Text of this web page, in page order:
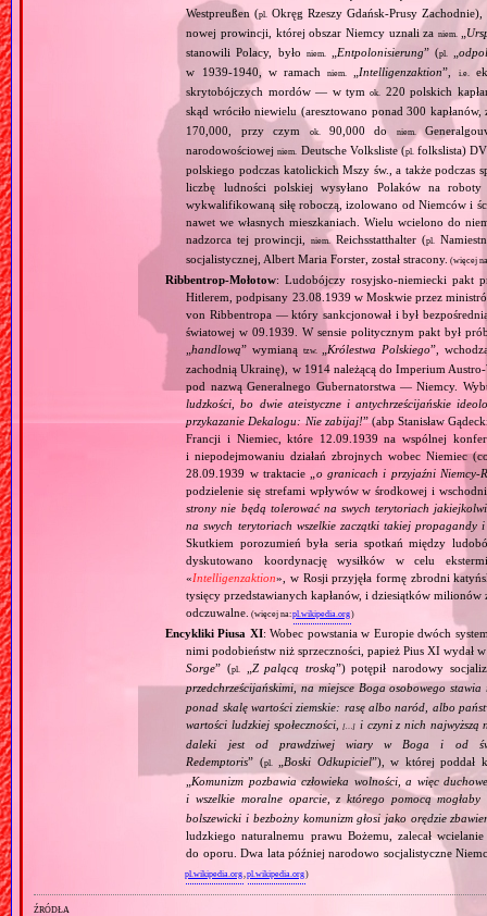
Westpreußen (pl.
Okręg Rzeszy Gdańsk‐Prusy
nowej prowincji, której obszar Niemcy uznali za niem.
stanowili Polacy, było
niem. Entpolonisierung” (pl.
w 1939‐1940, w ramachniem. Intelligenzaktion”, i.e.
skrytobójczych mordów — w tymok.
220 polskich
skąd wróciło niewielu (aresztowano ponad 300
170,000, przy czym
ok. 90,000 do niem.
narodowościowejniem. Deutsche Volksliste (pl.
folkslista)
polskiego podczas katolickich Mszy św., a także podczas
liczbę ludności polskiej wysyłano Polaków na
wykwalifikowaną siłę roboczą, izolowano od Niemców i
nawet we własnych mieszkaniach. Wielu wcielono do
nadzorca tej prowincji,niem. Reichsstatthalter (pl.
socjalistycznej, Albert Maria Forster, został stracony. (więcej
Ribbentrop‐Mołotow: Ludobójczy rosyjsko‐niemiecki pakt
Hitlerem, podpisany 23.08.1939 w Moskwie przez
von Ribbentropa — który sankcjonował i był
światowej w 09.1939. W sensie politycznym pakt był
„handlową” wymianą tzw. Królestwa Polskiego”,
zachodnią Ukrainę), w 1914 należącą do Imperium
pod nazwą Generalnego Gubernatorstwa — Niemcy.
ludzkości, bo dwie ateistyczne i antychrześcijańskie
przykazanie Dekalogu: Nie zabijaj!” (abp Stanisław
Francji i Niemiec, które 12.09.1939 na wspólnej
i niepodejmowaniu działań zbrojnych wobec Niemiec
28.09.1939 w traktacie „ o granicach i przyjaźni
podzielenie się strefami wpływów w środkowej i
strony nie będą tolerować na swych terytoriach
na swych terytoriach wszelkie zaczątki takiej
Skutkiem porozumień była seria spotkań między
dyskutowano koordynację wysiłków w celu
«Intelligenzaktion», w Rosji przyjęła formę zbrodni
tysięcy przedstawianych kapłanów, i dziesiątków
odczuwalne. (więcej na:pl.wikipedia.org)
Encykliki Piusa XI: Wobec powstania w Europie dwóch
nimi podobieństw niż sprzeczności, papież Pius XI
Sorge” (pl. Z palącą troską”) potępił narodowy
przedchrześcijańskimi, na miejsce Boga osobowego
ponad skalę wartości ziemskie: rasę albo naród, albo
wartości ludzkiej społeczności,[…] i czyni z nich najwyższą
daleki jest od prawdziwej wiary w Boga i od
Redemptoris” (pl. Boski Odkupiciel”), w której poddał
Komunizm pozbawia człowieka wolności, a więc
i wszelkie moralne oparcie, z którego pomocą
bolszewicki i bezbożny komunizm głosi jako orędzie
ludzkiego naturalnemu prawu Bożemu, zalecał
do oporu. Dwa lata później narodowo socjalistyczne
pl.wikipedia.org ,pl.wikipedia.org)
źródła